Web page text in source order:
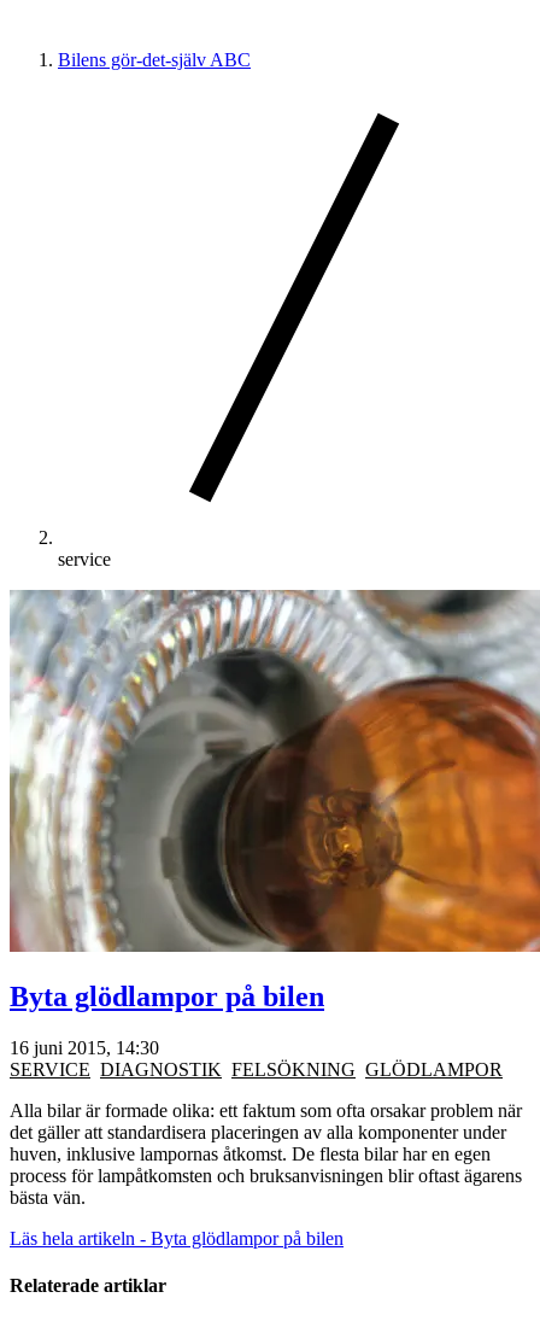
Bilens gör-det-själv ABC
service
Byta glödlampor på bilen
16 juni 2015, 14:30
SERVICE DIAGNOSTIK FELSÖKNING GLÖDLAMPOR
Alla bilar är formade olika: ett faktum som ofta orsakar problem när
det gäller att standardisera placeringen av alla komponenter under
huven, inklusive lampornas åtkomst. De flesta bilar har en egen
process för lampåtkomsten och bruksanvisningen blir oftast ägarens
bästa vän.
Läs hela artikeln - Byta glödlampor på bilen
Relaterade artiklar